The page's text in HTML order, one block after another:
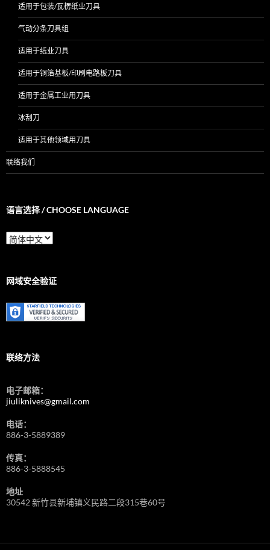
适用于包装/瓦楞纸业刀具
气动分条刀具组
适用于纸业刀具
适用于铜箔基板/印刷电路板刀具
适用于金属工业用刀具
冰刮刀
适用于其他领域用刀具
联络我们
语言选择 / CHOOSE LANGUAGE
语
言
/
Language
网域安全验证
联络方法
电子邮箱：
jiuliknives@gmail.com
电话：
886-3-5889389
传真：
886-3-5888545
地址
30542 新竹县新埔镇义民路二段315巷60号